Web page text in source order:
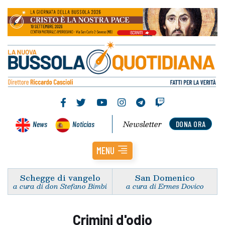
News Noticias DONA ORA
Newsletter
MENU
Schegge di vangelo
a cura di don Stefano Bimbi
San Domenico
a cura di Ermes Dovico
Crimini d'odio